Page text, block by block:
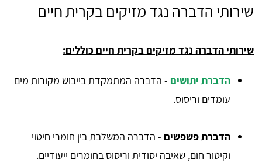
שירותי הדברה נגד מזיקים בקרית חיים
שירותי הדברה נגד מזיקים בקרית חיים כוללים:
הדברת יתושים - הדברה המתמקדת בייבוש מקורות מים
עומדים וריסוס.
הדברת פשפשים - הדברה המשלבת בין חומרי חיטוי
וקיטור חום, שאיבה יסודית וריסוס בחומרים ייעודיים.